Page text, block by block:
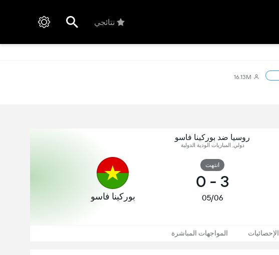
نتائجي
16.13M
روسيا ضد بوركينا فاسو
دولي, المباريات الودية الدولية
انتهت
3
-
0
05/06 بوركينا فاسو
الإحصائيات المواجهات المباشرة